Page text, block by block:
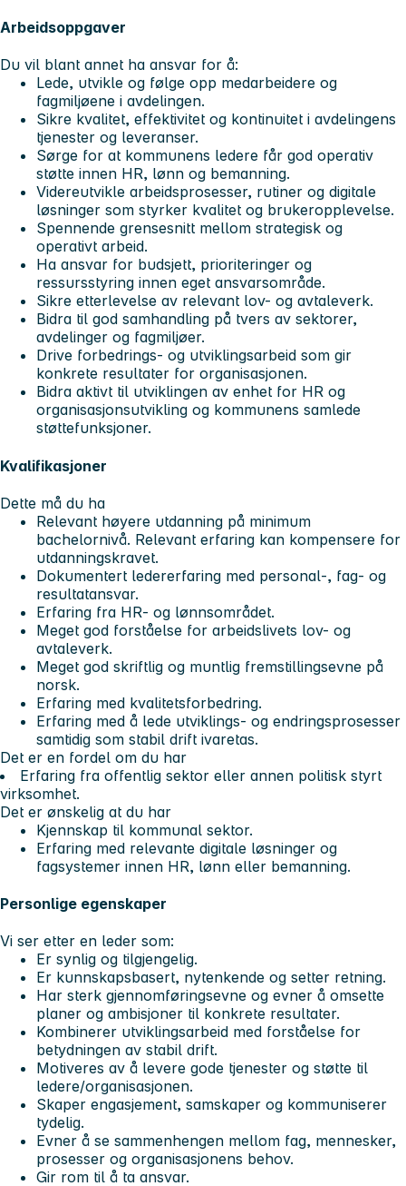
Arbeidsoppgaver
Du vil blant annet ha ansvar for å:
Lede, utvikle og følge opp medarbeidere og
fagmiljøene i avdelingen.
Sikre kvalitet, effektivitet og kontinuitet i avdelingens
tjenester og leveranser.
Sørge for at kommunens ledere får god operativ
støtte innen HR, lønn og bemanning.
Videreutvikle arbeidsprosesser, rutiner og digitale
løsninger som styrker kvalitet og brukeropplevelse.
Spennende grensesnitt mellom strategisk og
operativt arbeid.
Ha ansvar for budsjett, prioriteringer og
ressursstyring innen eget ansvarsområde.
Sikre etterlevelse av relevant lov- og avtaleverk.
Bidra til god samhandling på tvers av sektorer,
avdelinger og fagmiljøer.
Drive forbedrings- og utviklingsarbeid som gir
konkrete resultater for organisasjonen.
Bidra aktivt til utviklingen av enhet for HR og
organisasjonsutvikling og kommunens samlede
støttefunksjoner.
Kvalifikasjoner
Dette må du ha
Relevant høyere utdanning på minimum
bachelornivå. Relevant erfaring kan kompensere for
utdanningskravet.
Dokumentert ledererfaring med personal-, fag- og
resultatansvar.
Erfaring fra HR- og lønnsområdet.
Meget god forståelse for arbeidslivets lov- og
avtaleverk.
Meget god skriftlig og muntlig fremstillingsevne på
norsk.
Erfaring med kvalitetsforbedring.
Erfaring med å lede utviklings- og endringsprosesser
samtidig som stabil drift ivaretas.
Det er en fordel om du har
Erfaring fra offentlig sektor eller annen politisk styrt
virksomhet.
Det er ønskelig at du har
Kjennskap til kommunal sektor.
Erfaring med relevante digitale løsninger og
fagsystemer innen HR, lønn eller bemanning.
Personlige egenskaper
Vi ser etter en leder som:
Er synlig og tilgjengelig.
Er kunnskapsbasert, nytenkende og setter retning.
Har sterk gjennomføringsevne og evner å omsette
planer og ambisjoner til konkrete resultater.
Kombinerer utviklingsarbeid med forståelse for
betydningen av stabil drift.
Motiveres av å levere gode tjenester og støtte til
ledere/organisasjonen.
Skaper engasjement, samskaper og kommuniserer
tydelig.
Evner å se sammenhengen mellom fag, mennesker,
prosesser og organisasjonens behov.
Gir rom til å ta ansvar.